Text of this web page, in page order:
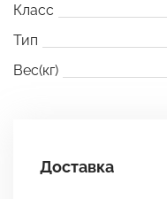
Класс
Тип
Вес(кг)
Доставка